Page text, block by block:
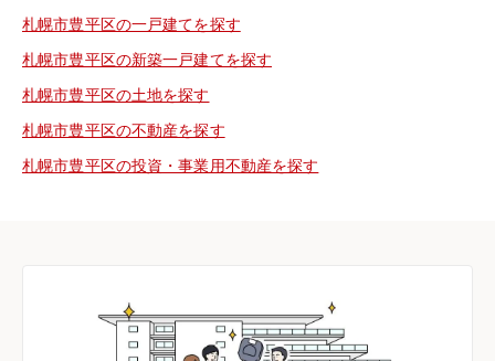
札幌市豊平区の一戸建てを探す
札幌市豊平区の新築一戸建てを探す
札幌市豊平区の土地を探す
札幌市豊平区の不動産を探す
札幌市豊平区の投資・事業用不動産を探す